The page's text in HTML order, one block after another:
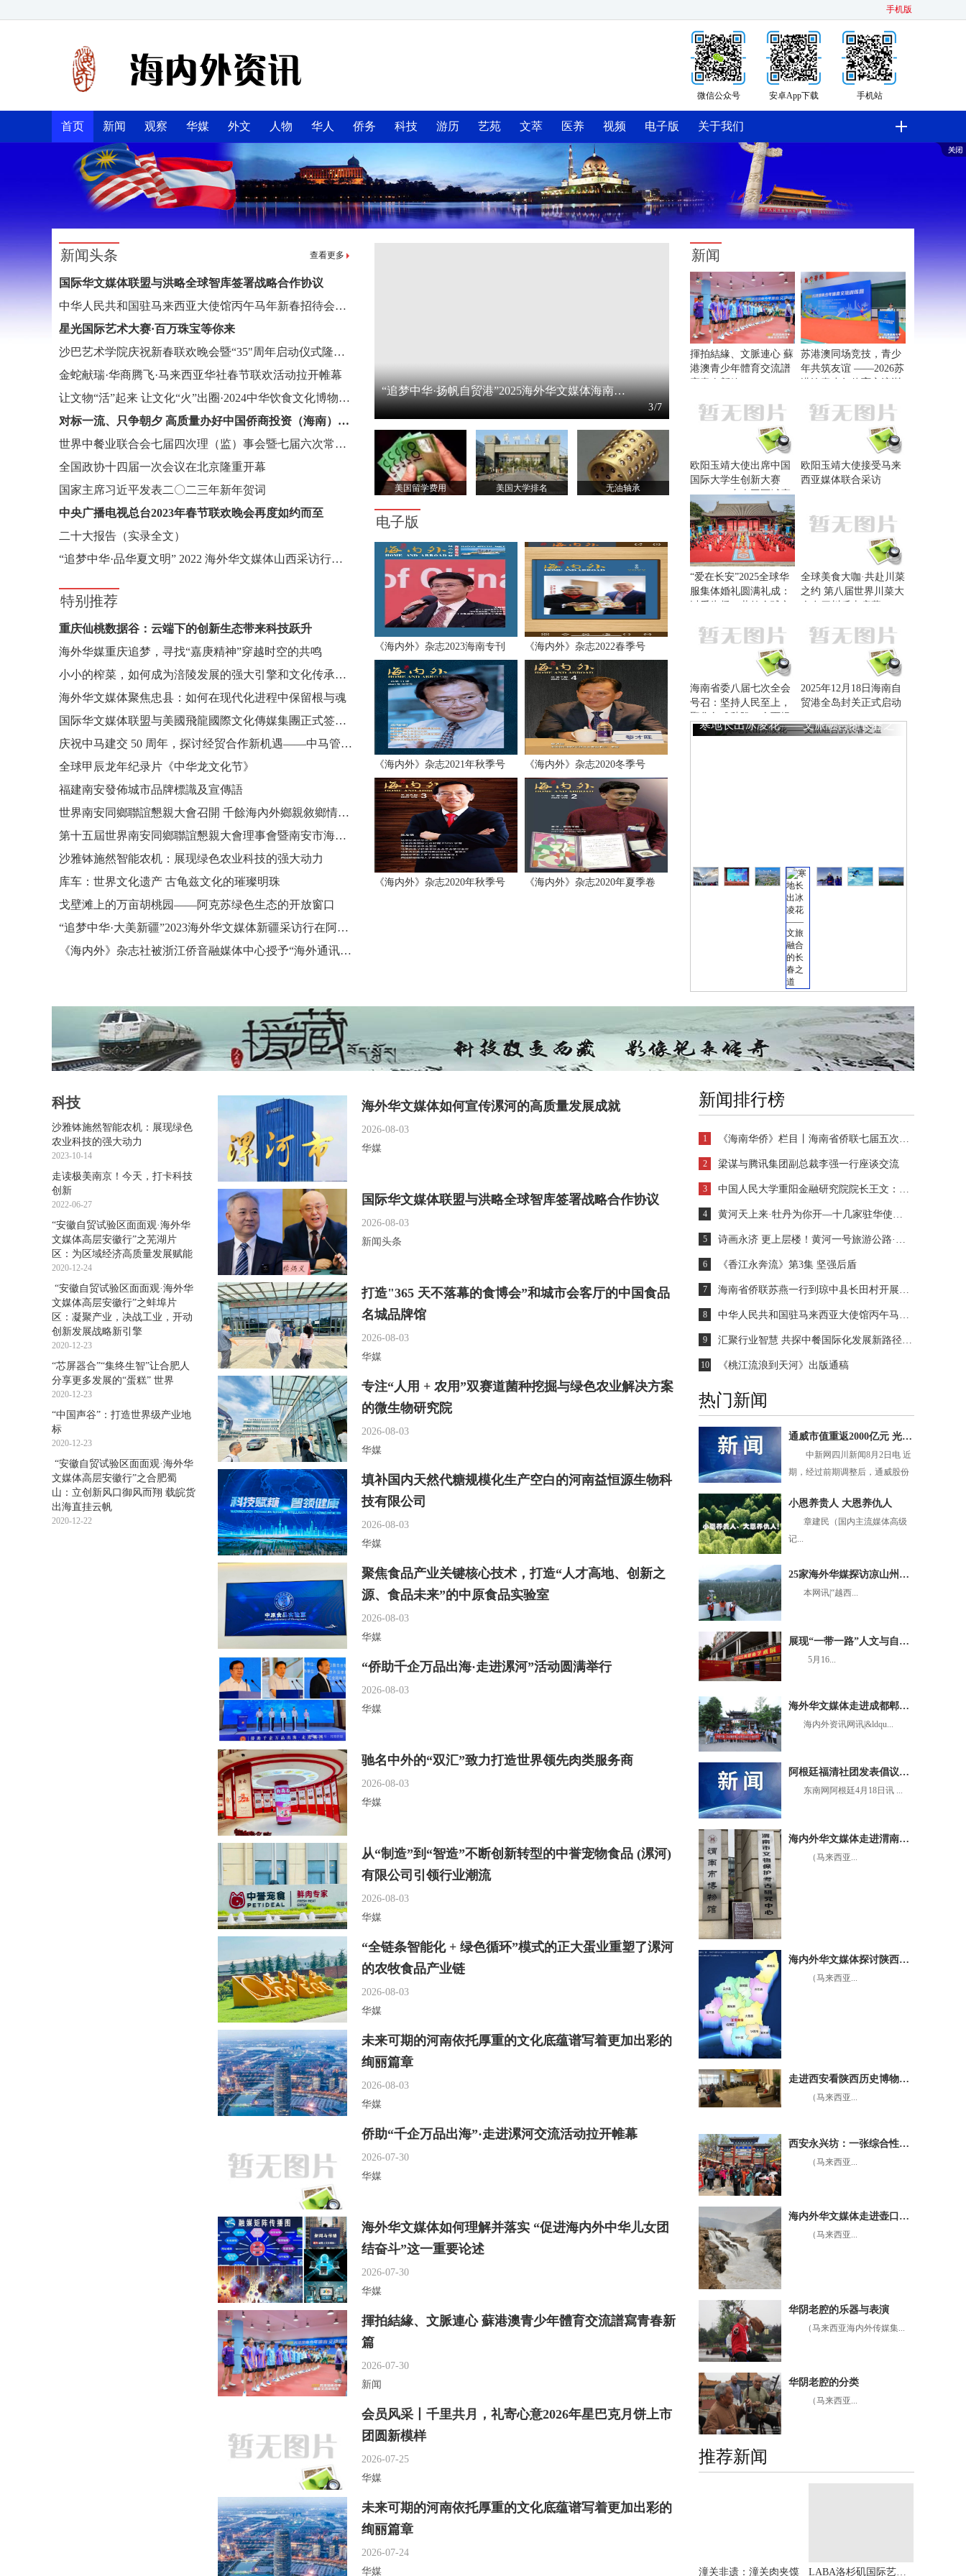
手机版
手机站
安卓App下载
微信公众号
首页 新闻 观察 华媒 外文 人物 华人 侨务 科技 游历 艺苑 文萃 医养 视频 电子版 关于我们
查看更多
新闻头条
国际华文媒体联盟与洪略全球智库签署战略合作协议
中华人民共和国驻马来西亚大使馆丙午马年新春招待会在吉隆坡隆重举办，续炳义应邀出席
星光国际艺术大赛·百万珠宝等你来
沙巴艺术学院庆祝新春联欢晚会暨“35"周年启动仪式隆重举办
金蛇献瑞·华商腾飞·马来西亚华社春节联欢活动拉开帷幕
让文物“活”起来 让文化“火”出圈·2024中华饮食文化博物馆联盟年会在河北保定举行
对标一流、只争朝夕 高质量办好中国侨商投资（海南）大会
世界中餐业联合会七届四次理（监）事会暨七届六次常务理事会（扩大）会议在海南三亚召开
全国政协十四届一次会议在北京隆重开幕
国家主席习近平发表二〇二三年新年贺词
中央广播电视总台2023年春节联欢晚会再度如约而至
二十大报告（实录全文）
“追梦中华·品华夏文明” 2022 海外华文媒体山西采访行活动即将拉开帷幕
特别推荐
重庆仙桃数据谷：云端下的创新生态带来科技跃升
海外华媒重庆追梦，寻找“嘉庚精神”穿越时空的共鸣
小小的榨菜，如何成为涪陵发展的强大引擎和文化传承的鲜活载体
海外华文媒体聚焦忠县：如何在现代化进程中保留根与魂
国际华文媒体联盟与美國飛龍國際文化傳媒集團正式签订战略合作协议
庆祝中马建交 50 周年，探讨经贸合作新机遇——中马管理创新与合作发展论坛在吉隆坡举办
全球甲辰龙年纪录片《中华龙文化节》
福建南安發佈城市品牌標識及宣傳語
世界南安同鄉聯誼懇親大會召開 千餘海內外鄉親敘鄉情謀未來
第十五屆世界南安同鄉聯誼懇親大會理事會暨南安市海外聯誼會第六屆理事會就職典禮舉行
沙雅钵施然智能农机：展现绿色农业科技的强大动力
库车：世界文化遗产 古龟兹文化的璀璨明珠
戈壁滩上的万亩胡桃园——阿克苏绿色生态的开放窗口
“追梦中华·大美新疆”2023海外华文媒体新疆采访行在阿克苏市启动
《海内外》杂志社被浙江侨音融媒体中心授予“海外通讯员联络站”
“追梦中华·扬帆自贸港”2025海外华文媒体海南采访行
人民日报第六届海外华文新媒体论坛（2025·广东珠海）
4/7
美国留学费用 美国大学排名 无油轴承
电子版
《海内外》杂志2023海南专刊 《海内外》杂志2022春季号
《海内外》杂志2021年秋季号 《海内外》杂志2020冬季号
《海内外》杂志2020年秋季号 《海内外》杂志2020年夏季卷
新闻
揮拍結緣、文脈連心 蘇
港澳青少年體育交流譜
苏港澳同场竞技，青少
年共筑友谊 ——2026苏
欧阳玉靖大使出席中国
国际大学生创新大赛
（2026）东南亚区域赛
暨中马青年创新大赛颁
奖典礼
欧阳玉靖大使接受马来
西亚媒体联合采访
“爱在长安”2025全球华
服集体婚礼圆满礼成：
全球美食大咖·共赴川菜
之约 第八届世界川菜大
海南省委八届七次全会
号召：坚持人民至上，
高民生保障水平，不断
2025年12月18日海南自
贸港全岛封关正式启动
寒地长出冰凌花——文旅融合的长春之
科技
沙雅钵施然智能农机：展现绿色
农业科技的强大动力
2023-10-14
走读极美南京！今天，打卡科技
创新
2022-06-27
“安徽自贸试验区面面观·海外华
文媒体高层安徽行”之芜湖片
区：为区域经济高质量发展赋能
2020-12-24
“安徽自贸试验区面面观·海外华
文媒体高层安徽行”之蚌埠片
区：凝聚产业，决战工业，开动
创新发展战略新引擎
2020-12-23
“芯屏器合”“集终生智”让合肥人
分享更多发展的“蛋糕” 世界
2020-12-23
“中国声谷”：打造世界级产业地
标
2020-12-23
“安徽自贸试验区面面观·海外华
文媒体高层安徽行”之合肥蜀
山：立创新风口御风而翔 载皖货
出海直挂云帆
2020-12-22
新闻排行榜
1 《海南华侨》栏目丨海南省侨联七届五次全委会议在海口召开 苏燕当选主席
2 梁谋与腾讯集团副总裁李强一行座谈交流
3 中国人民大学重阳金融研究院院长王文：海南自贸港是全球投资者共享中国发展红利的重要平台
4 黄河天上来·牡丹为你开—十几家驻华使节与海外华文媒体参访菏泽牡丹园
5 诗画永济 更上层楼！黄河一号旅游公路·永济段
6 《香江永奔流》第3集 坚强后盾
7 海南省侨联苏燕一行到琼中县长田村开展2026年春节“送温暖·献爱心”慰问活动并调研
8 中华人民共和国驻马来西亚大使馆丙午马年新春招待会在吉隆坡隆重举办，续炳义应邀出席
9 汇聚行业智慧 共探中餐国际化发展新路径 第八届世界厨师艺术荟“出海出圈”中餐主题对话圆满结束
10 《桃江流浪到天河》出版通稿
热门新闻
通威市值重返2000亿元 光伏龙头股再引关注
中新网四川新闻8月2日电 近
期，经过前期调整后，通威股份
小恩养贵人 大恩养仇人
章建民（国内主流媒体高级
记...
25家海外华媒探访凉山州越西县 聚焦乡村振兴新生活
本网讯|“越西...
展现“一带一路”人文与自然之美 黄建南艺术展在北京揭幕
5月16...
海外华文媒体走进成都郫都：“来到这里就不想离开”
海内外资讯网讯|&ldqu...
阿根廷福清社团发表倡议书 呼吁向遇难同胞家属献爱心
东南网阿根廷4月18日讯 ...
海内外华文媒体走进渭南市博物馆
（马来西亚...
海内外华文媒体探讨陕西渭南的前世今生
（马来西亚...
走进西安看陕西历史博物馆的建筑布局
（马来西亚...
西安永兴坊：一张综合性特色的旅游名片
（马来西亚...
海内外华文媒体走进壶口瀑布，欣赏母亲河的壮观场面，体验母亲河的厚重文化
（马来西亚...
华阴老腔的乐器与表演
（马来西亚海内外传媒集...
华阴老腔的分类
（马来西亚...
推荐新闻
潼关非遗：潼关肉夹馍 LABA洛杉矶国际艺术节入围名单放榜 中国艺术家黄建南高居榜首
海外华文媒体如何宣传漯河的高质量发展成就
2026-08-03
华媒
国际华文媒体联盟与洪略全球智库签署战略合作协议
2026-08-03
新闻头条
打造"365 天不落幕的食博会”和城市会客厅的中国食品
名城品牌馆
2026-08-03
华媒
专注“人用 + 农用”双赛道菌种挖掘与绿色农业解决方案
的微生物研究院
2026-08-03
华媒
填补国内天然代糖规模化生产空白的河南益恒源生物科
技有限公司
2026-08-03
华媒
聚焦食品产业关键核心技术，打造“人才高地、创新之
源、食品未来”的中原食品实验室
2026-08-03
华媒
“侨助千企万品出海·走进漯河”活动圆满举行
2026-08-03
华媒
驰名中外的“双汇”致力打造世界领先肉类服务商
2026-08-03
华媒
从“制造”到“智造”不断创新转型的中誉宠物食品 (漯河)
有限公司引领行业潮流
2026-08-03
华媒
“全链条智能化 + 绿色循环”模式的正大蛋业重塑了漯河
的农牧食品产业链
2026-08-03
华媒
未来可期的河南依托厚重的文化底蕴谱写着更加出彩的
绚丽篇章
2026-08-03
华媒
侨助“千企万品出海”·走进漯河交流活动拉开帷幕
2026-07-30
华媒
海外华文媒体如何理解并落实 “促进海内外中华儿女团
结奋斗”这一重要论述
2026-07-30
华媒
揮拍結緣、文脈連心 蘇港澳青少年體育交流譜寫青春新
篇
2026-07-30
新闻
会员风采丨千里共月，礼寄心意2026年星巴克月饼上市
团圆新模样
2026-07-25
华媒
未来可期的河南依托厚重的文化底蕴谱写着更加出彩的
绚丽篇章
2026-07-24
华媒